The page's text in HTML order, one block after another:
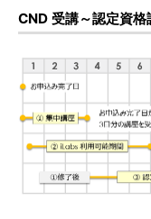
CND 受講～認定資